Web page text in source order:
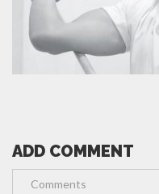
ADD COMMENT